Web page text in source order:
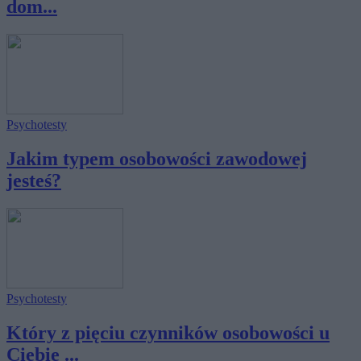
dom...
Psychotesty
Jakim typem osobowości zawodowej
jesteś?
Psychotesty
Który z pięciu czynników osobowości u
Ciebie ...